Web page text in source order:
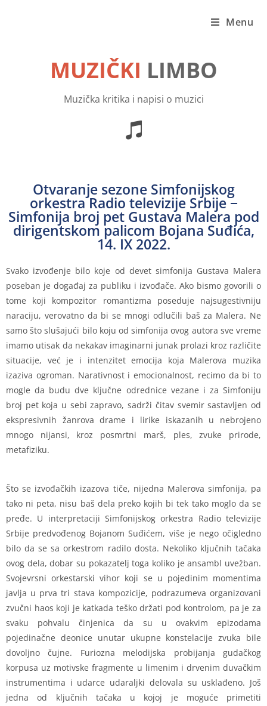
Menu
MUZIČKI LIMBO
Muzička kritika i napisi o muzici
Otvaranje sezone Simfonijskog
orkestra Radio televizije Srbije −
Simfonija broj pet Gustava Malera pod
dirigentskom palicom Bojana Suđića,
14. IX 2022.
Svako izvođenje bilo koje od devet simfonija Gustava Malera
poseban je događaj za publiku i izvođače. Ako bismo govorili o
tome koji kompozitor romantizma poseduje najsugestivniju
naraciju, verovatno da bi se mnogi odlučili baš za Malera. Ne
samo što slušajući bilo koju od simfonija ovog autora sve vreme
imamo utisak da nekakav imaginarni junak prolazi kroz različite
situacije, već je i intenzitet emocija koja Malerova muzika
izaziva ogroman. Narativnost i emocionalnost, recimo da bi to
mogle da budu dve ključne odrednice vezane i za Simfoniju
broj pet koja u sebi zapravo, sadrži čitav svemir sastavljen od
ekspresivnih žanrova drame i lirike iskazanih u nebrojeno
mnogo nijansi, kroz posmrtni marš, ples, zvuke prirode,
metafiziku.
Što se izvođačkih izazova tiče, nijedna Malerova simfonija, pa
tako ni peta, nisu baš dela preko kojih bi tek tako moglo da se
pređe. U interpretaciji Simfonijskog orkestra Radio televizije
Srbije predvođenog Bojanom Suđićem, više je nego očigledno
bilo da se sa orkestrom radilo dosta. Nekoliko ključnih tačaka
ovog dela, dobar su pokazatelj toga koliko je ansambl uvežban.
Svojevrsni orkestarski vihor koji se u pojedinim momentima
javlja u prva tri stava kompozicije, podrazumeva organizovani
zvučni haos koji je katkada teško držati pod kontrolom, pa je za
svaku pohvalu činjenica da su u ovakvim epizodama
pojedinačne deonice unutar ukupne konstelacije zvuka bile
dovoljno čujne. Furiozna melodijska probijanja gudačkog
korpusa uz motivske fragmente u limenim i drvenim duvačkim
instrumentima i udarce udaraljki delovala su usklađeno. Još
jedna od ključnih tačaka u kojoj je moguće primetiti